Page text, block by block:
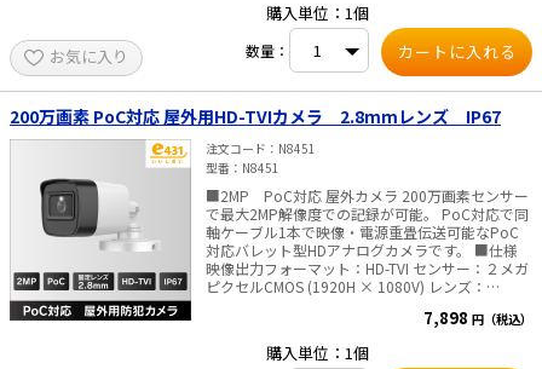
暑さ対策
販売終了品
白色光とIRを自動切り替え。省エネ＆防犯効果を
両立。 ■ 双方向音声でその場とリアルタイム通話
マイク＆スピーカー内蔵。映像を見るだけでな
く、声かけや威嚇、来訪者対応も可能です。 ■ 音
声も映像も同軸ケーブルでかんたん配線 配線工事
の手間を削減し、設置がスムーズ。 ■ 屋外設置も
安心の防塵・防水（IP67）設計 雨やホコリに強
く、過酷な環境下でも安定稼働。 ■ご注意■ AC
アダプタは付属しておりません 別途販売はこちら
（必ずご確認ください） 本製品の双方向通話機能
は、新しい技術を採用しているため、2025年以前
に発売されたレコーダーではご利用いただけませ
ん。 当社にて動作確認済みの、双方向通話機能に
対応したレコーダーは以下の通りです。 ・＜5MP
対応＞防犯カメラ用レコーダー 4入力 8入力
16入力 ・＜PoC対応＞ 防犯カメラ用デジタルレ
コーダー 4入力 8入力 16入力 ■仕様 カメラ
レームレート 3K@10/12.5/20/25fps,
お気に入り
購入単位：1個
数量：
200万画素 PoC対応 屋外用HD-TVIカメラ 2.8mmレンズ IP67
注文コード
N8451
型番
N8451
■2MP PoC対応 屋外カメラ 200万画素センサー
で最大2MP解像度での記録が可能。 PoC対応で同
軸ケーブル1本で映像・電源重畳伝送可能なPoC
対応バレット型HDアナログカメラです。 ■仕様
映像出力フォーマット：HD-TVI センサー：２メガ
ピクセルCMOS (1920H × 1080V) レンズ：
動切換、夜間モノクロ映像、赤外線ライト照射
PoC.af 寸法：Φ70mm ×158.6mm・重量 約
7,898 円（税込）
購入単位：1個